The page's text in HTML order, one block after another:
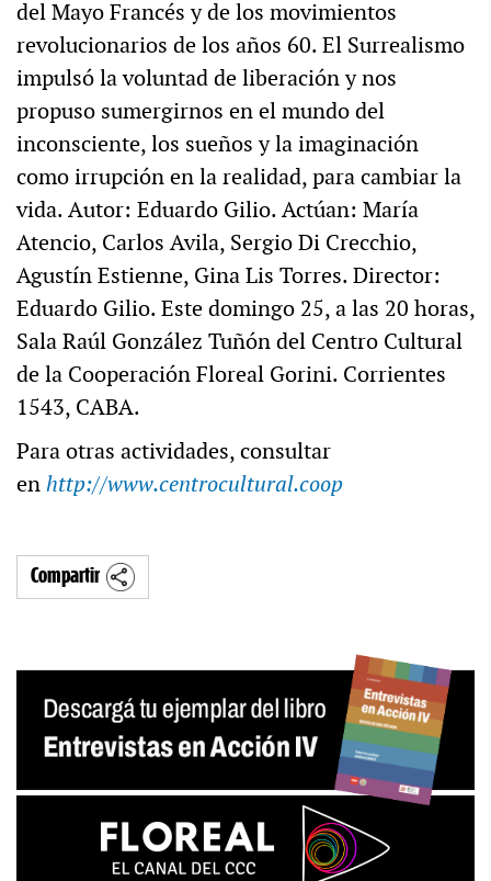
del Mayo Francés y de los movimientos
revolucionarios de los años 60. El Surrealismo
impulsó la voluntad de liberación y nos
propuso sumergirnos en el mundo del
inconsciente, los sueños y la imaginación
como irrupción en la realidad, para cambiar la
vida. Autor: Eduardo Gilio. Actúan: María
Atencio, Carlos Avila, Sergio Di Crecchio,
Agustín Estienne, Gina Lis Torres. Director:
Eduardo Gilio. Este domingo 25, a las 20 horas,
Sala Raúl González Tuñón del Centro Cultural
de la Cooperación Floreal Gorini. Corrientes
1543, CABA.
Para otras actividades, consultar
enhttp://www.centrocultural.coop
Compartir